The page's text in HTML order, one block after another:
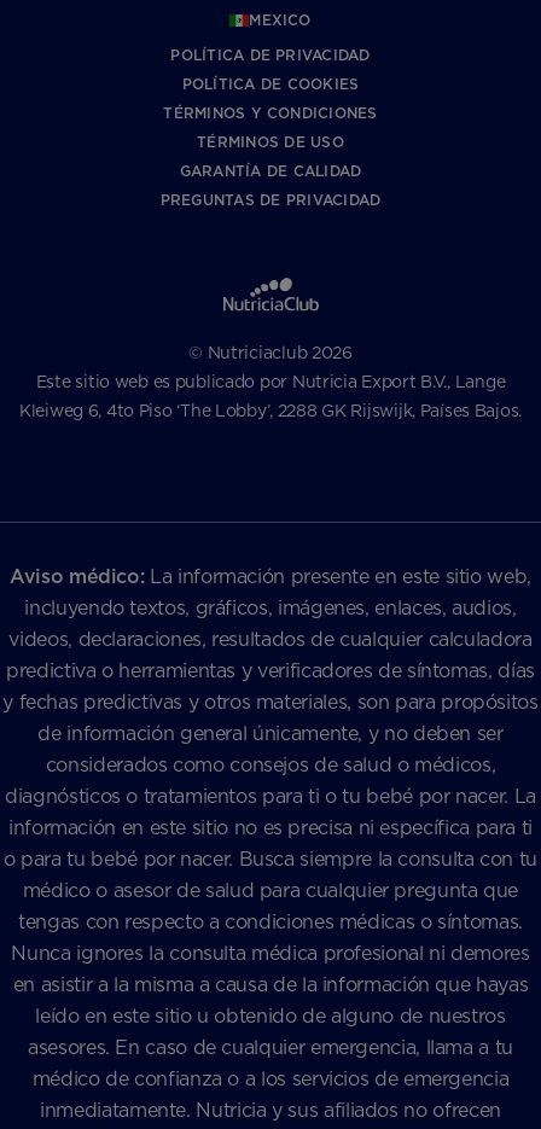
MEXICO
POLÍTICA DE PRIVACIDAD
POLÍTICA DE COOKIES
TÉRMINOS Y CONDICIONES
TÉRMINOS DE USO
GARANTÍA DE CALIDAD
PREGUNTAS DE PRIVACIDAD
© Nutriciaclub 2026
Este sitio web es publicado por Nutricia Export B.V., Lange
Kleiweg 6, 4to Piso ‘The Lobby’, 2288 GK Rijswijk, Países Bajos.
Aviso médico:La información presente en este sitio web,
incluyendo textos, gráficos, imágenes, enlaces, audios,
videos, declaraciones, resultados de cualquier calculadora
predictiva o herramientas y verificadores de síntomas, días
y fechas predictivas y otros materiales, son para propósitos
de información general únicamente, y no deben ser
considerados como consejos de salud o médicos,
diagnósticos o tratamientos para ti o tu bebé por nacer. La
información en este sitio no es precisa ni específica para ti
o para tu bebé por nacer. Busca siempre la consulta con tu
médico o asesor de salud para cualquier pregunta que
tengas con respecto a condiciones médicas o síntomas.
Nunca ignores la consulta médica profesional ni demores
en asistir a la misma a causa de la información que hayas
leído en este sitio u obtenido de alguno de nuestros
asesores. En caso de cualquier emergencia, llama a tu
médico de confianza o a los servicios de emergencia
inmediatamente. Nutricia y sus afiliados no ofrecen